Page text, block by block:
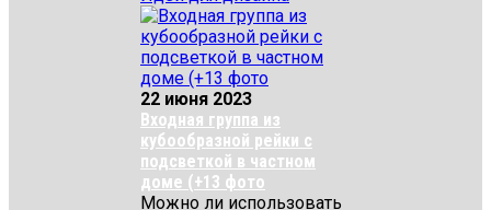
22 июня 2023
Входная группа из
кубообразной рейки с
подсветкой в частном
доме (+13 фото
Можно ли использовать